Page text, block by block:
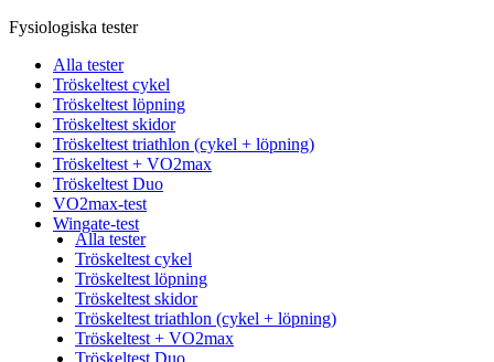
Fysiologiska tester
Alla tester
Tröskeltest cykel
Tröskeltest löpning
Tröskeltest skidor
Tröskeltest triathlon (cykel + löpning)
Tröskeltest + VO2max
Tröskeltest Duo
VO2max-test
Wingate-test
Alla tester
Tröskeltest cykel
Tröskeltest löpning
Tröskeltest skidor
Tröskeltest triathlon (cykel + löpning)
Tröskeltest + VO2max
Tröskeltest Duo